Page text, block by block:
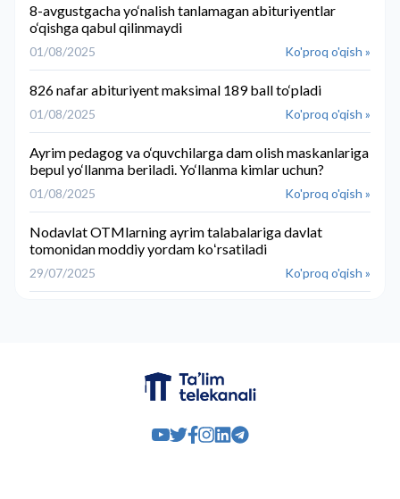
8-avgustgacha yo‘nalish tanlamagan abituriyentlar
o‘qishga qabul qilinmaydi
01/08/2025 Ko'proq o'qish »
826 nafar abituriyent maksimal 189 ball to‘pladi
01/08/2025 Ko'proq o'qish »
Ayrim pedagog va o‘quvchilarga dam olish maskanlariga
bepul yo‘llanma beriladi. Yo‘llanma kimlar uchun?
01/08/2025 Ko'proq o'qish »
Nodavlat OTMlarning ayrim talabalariga davlat
tomonidan moddiy yordam koʻrsatiladi
29/07/2025 Ko'proq o'qish »